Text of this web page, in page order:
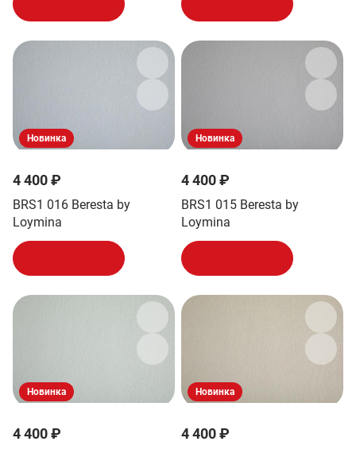
Новинка
4 400 ₽
BRS1 016 Beresta by
Loymina
Новинка
4 400 ₽
BRS1 015 Beresta by
Loymina
Новинка
4 400 ₽
Новинка
4 400 ₽